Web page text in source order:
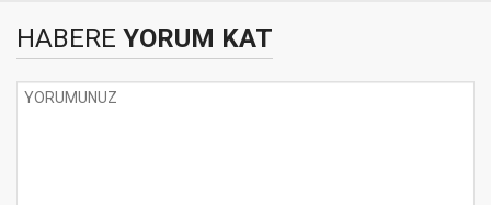
HABERE YORUM KAT